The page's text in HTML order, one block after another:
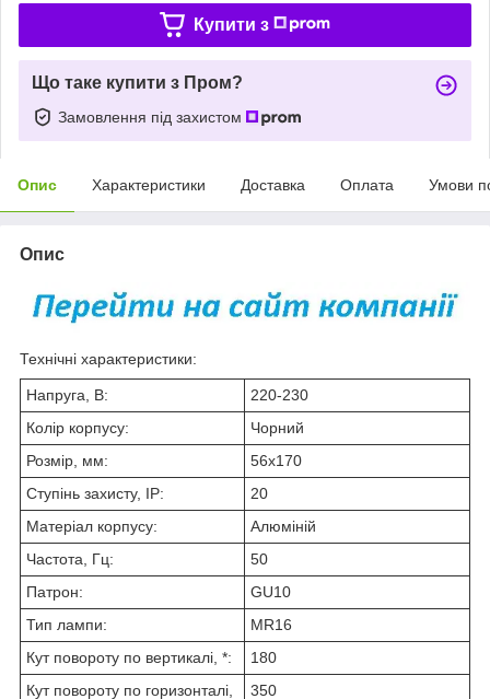
Купити з
Що таке купити з Пром?
Замовлення під захистом
Опис Характеристики Доставка Оплата Умови
Опис
Технічні характеристики:
Напруга, В:
220-230
Колір корпусу:
Чорний
Розмір, мм:
56х170
Ступінь захисту, IP:
20
Матеріал корпусу:
Алюміній
Частота, Гц:
50
Патрон:
GU10
Тип лампи:
MR16
Кут повороту по вертикалі, *:
180
Кут повороту по горизонталі,
350